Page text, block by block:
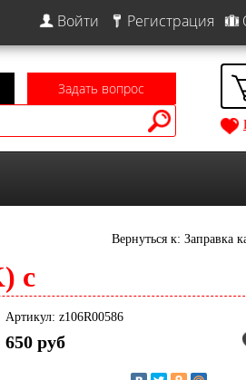
Войти Регистрация
Задать вопрос
Вернуться к: Заправка
с
Артикул: z106R00586
650 руб